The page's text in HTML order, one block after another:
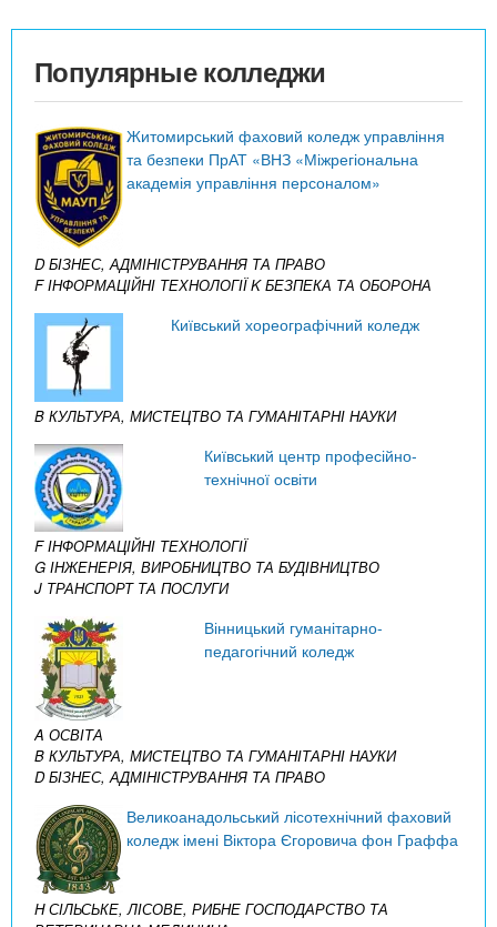
Популярные колледжи
Житомирський фаховий коледж управління
та безпеки ПрАТ «ВНЗ «Міжрегіональна
академія управління персоналом»
D БІЗНЕС, АДМІНІСТРУВАННЯ ТА ПРАВО
F ІНФОРМАЦІЙНІ ТЕХНОЛОГІЇK БЕЗПЕКА ТА ОБОРОНА
Київський хореографічний коледж
B КУЛЬТУРА, МИСТЕЦТВО ТА ГУМАНІТАРНІ НАУКИ
Київський центр професійно-
технічної освіти
F ІНФОРМАЦІЙНІ ТЕХНОЛОГІЇ
G ІНЖЕНЕРІЯ, ВИРОБНИЦТВО ТА БУДІВНИЦТВО
J ТРАНСПОРТ ТА ПОСЛУГИ
Вінницький гуманітарно-
педагогічний коледж
A ОСВІТА
B КУЛЬТУРА, МИСТЕЦТВО ТА ГУМАНІТАРНІ НАУКИ
D БІЗНЕС, АДМІНІСТРУВАННЯ ТА ПРАВО
Великоанадольський лісотехнічний фаховий
коледж імені Віктора Єгоровича фон Граффа
H СІЛЬСЬКЕ, ЛІСОВЕ, РИБНЕ ГОСПОДАРСТВО ТА